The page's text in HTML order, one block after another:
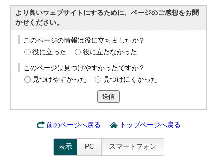
より良いウェブサイトにするために、ページのご感想をお聞
かせください。
このページの情報は役に立ちましたか？
役に立った
役に立たなかった
このページは見つけやすかったですか？
見つけやすかった
見つけにくかった
送信
前のページへ戻る トップページへ戻る
表示 PC スマートフォン